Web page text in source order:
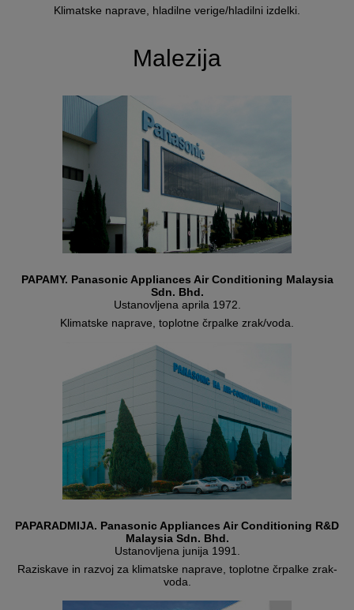
Klimatske naprave, hladilne verige/hladilni izdelki.
Malezija
PAPAMY. Panasonic Appliances Air Conditioning Malaysia
Sdn. Bhd.
Ustanovljena aprila 1972.
Klimatske naprave, toplotne črpalke zrak/voda.
PAPARADMIJA. Panasonic Appliances Air Conditioning R&D
Malaysia Sdn. Bhd.
Ustanovljena junija 1991.
Raziskave in razvoj za klimatske naprave, toplotne črpalke zrak-
voda.